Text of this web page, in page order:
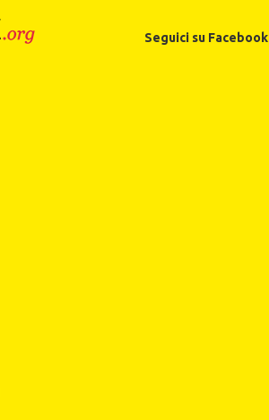
Seguici su Facebook